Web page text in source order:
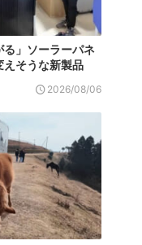
る」ソーラーパネ
えそうな新製品
2026/08/06